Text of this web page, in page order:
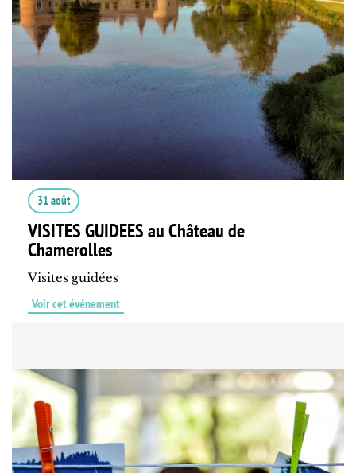
31 août
VISITES GUIDEES au Château de
Chamerolles
Visites guidées
Voir cet événement